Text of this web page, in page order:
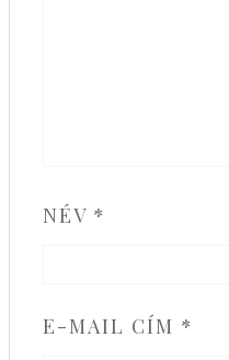
NÉV *
E-MAIL CÍM *